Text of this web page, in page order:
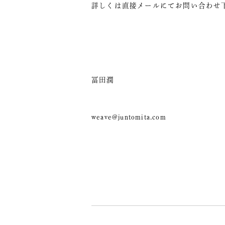
詳しくは直接メールにてお問い合わせ
冨田潤
weave@juntomita.com